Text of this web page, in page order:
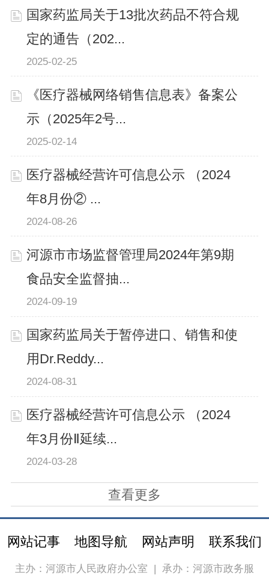
国家药监局关于13批次药品不符合规
定的通告（202...
2025-02-25
《医疗器械网络销售信息表》备案公
示（2025年2号...
2025-02-14
医疗器械经营许可信息公示 （2024
年8月份② ...
2024-08-26
河源市市场监督管理局2024年第9期
食品安全监督抽...
2024-09-19
国家药监局关于暂停进口、销售和使
用Dr.Reddy...
2024-08-31
医疗器械经营许可信息公示 （2024
年3月份Ⅱ延续...
2024-03-28
查看更多
网站记事 地图导航 网站声明 联系我们
主办：河源市人民政府办公室 承办：河源市政务服